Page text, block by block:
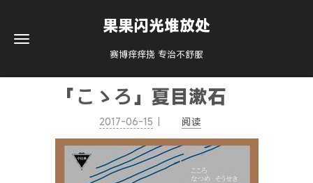
果果闪光堆放处
赛博痒痒挠 专治不舒服
「こゝろ」夏目漱石
2017-06-15 阅读